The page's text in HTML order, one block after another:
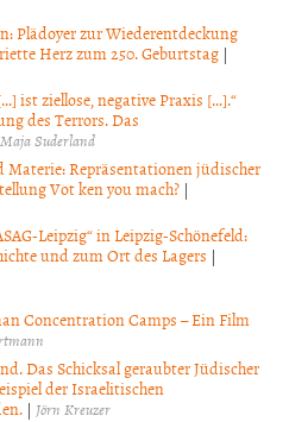
Plädoyer zur Wiederentdeckung
Herz zum 250. Geburtstag |
ist ziellose, negative Praxis […].“
des Terrors. Das
Maja Suderland
Repräsentationen jüdischer
Vot ken you mach? |
Leipzig“ in Leipzig-Schönefeld:
und zum Ort des Lagers |
Concentration Camps – Ein Film
Das Schicksal geraubter Jüdischer
der Israelitischen
| Jörn Kreuzer